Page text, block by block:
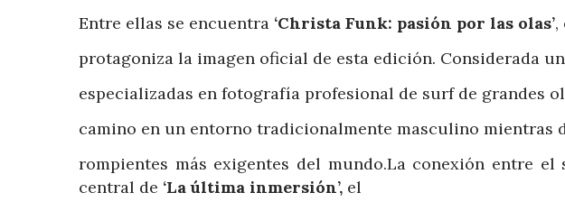
Entre ellas se encuentra ‘Christa Funk: pasión por las olas’,
protagoniza la imagen oficial de esta edición. Considerada
especializadas en fotografía profesional de surf de grandes
camino en un entorno tradicionalmente masculino mientras
rompientes más exigentes del mundo.La conexión entre
central de ‘La última inmersión’, el